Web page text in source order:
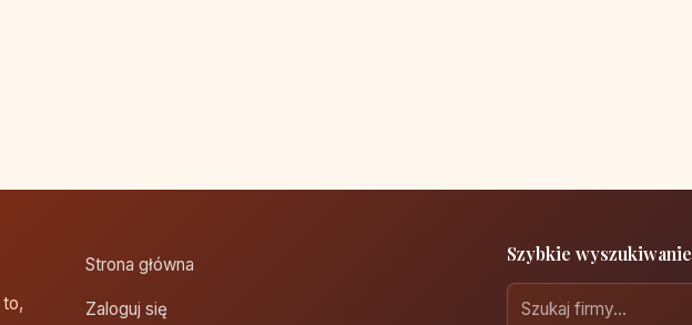
Strona główna
Zaloguj się
Szybkie wyszukiwanie